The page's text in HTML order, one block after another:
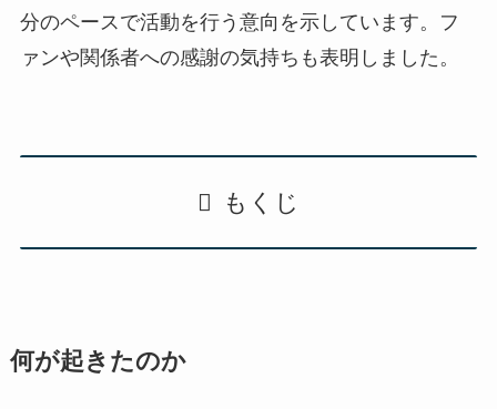
分のペースで活動を行う意向を示しています。フ
ァンや関係者への感謝の気持ちも表明しました。
もくじ
何が起きたのか